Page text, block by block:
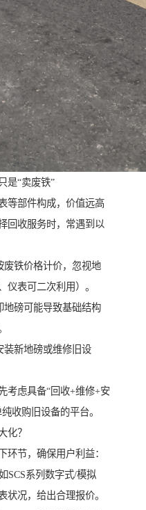
是“卖废铁”
等部件构成，价值远高
回收服务时，常遇到以
废铁价格计价，忽视地
仪表可二次利用）。
地磅可能导致基础结构
装新地磅或维修旧设
考虑具备“回收+维修+安
收购旧设备的平台。
化？
环节，确保用户利益：
SCS系列数字式/模拟
状况，给出合理报价。